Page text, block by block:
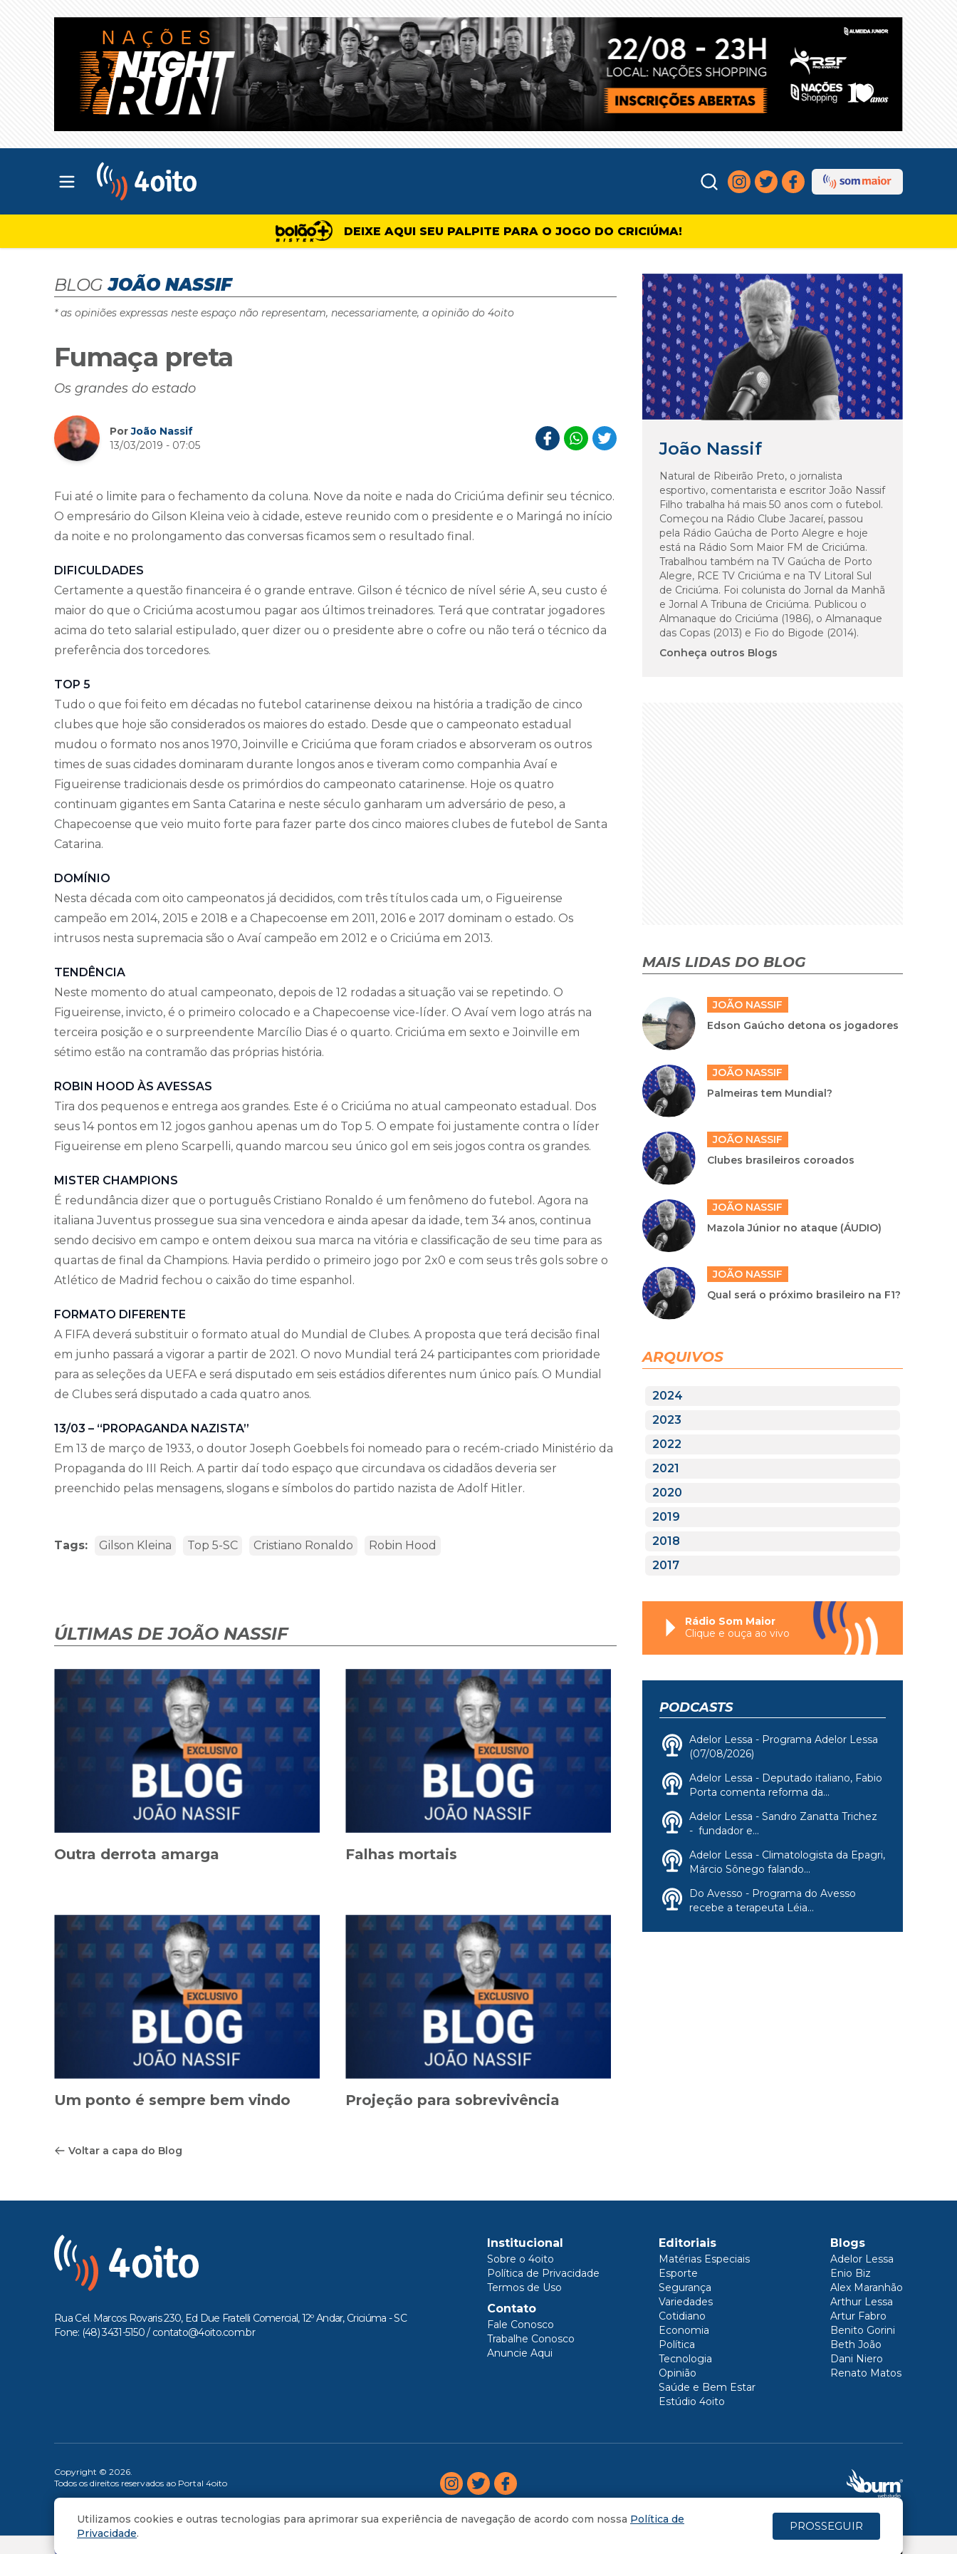
Abrir menu principal
DEIXE AQUI SEU PALPITE PARA O JOGO DO CRICIÚMA!
BLOG JOÃO NASSIF
* as opiniões expressas neste espaço não representam, necessariamente, a opinião do 4oito
Fumaça preta
Os grandes do estado
PorJoão Nassif
13/03/2019 - 07:05
Fui até o limite para o fechamento da coluna. Nove da noite e nada do Criciúma definir seu técnico.
O empresário do Gilson Kleina veio à cidade, esteve reunido com o presidente e o Maringá no início
da noite e no prolongamento das conversas ficamos sem o resultado final.
DIFICULDADES
Certamente a questão financeira é o grande entrave. Gilson é técnico de nível série A, seu custo é
maior do que o Criciúma acostumou pagar aos últimos treinadores. Terá que contratar jogadores
acima do teto salarial estipulado, quer dizer ou o presidente abre o cofre ou não terá o técnico da
preferência dos torcedores.
TOP 5
Tudo o que foi feito em décadas no futebol catarinense deixou na história a tradição de cinco
clubes que hoje são considerados os maiores do estado. Desde que o campeonato estadual
mudou o formato nos anos 1970, Joinville e Criciúma que foram criados e absorveram os outros
times de suas cidades dominaram durante longos anos e tiveram como companhia Avaí e
Figueirense tradicionais desde os primórdios do campeonato catarinense. Hoje os quatro
continuam gigantes em Santa Catarina e neste século ganharam um adversário de peso, a
Chapecoense que veio muito forte para fazer parte dos cinco maiores clubes de futebol de Santa
Catarina.
DOMÍNIO
Nesta década com oito campeonatos já decididos, com três títulos cada um, o Figueirense
campeão em 2014, 2015 e 2018 e a Chapecoense em 2011, 2016 e 2017 dominam o estado. Os
intrusos nesta supremacia são o Avaí campeão em 2012 e o Criciúma em 2013.
TENDÊNCIA
Neste momento do atual campeonato, depois de 12 rodadas a situação vai se repetindo. O
Figueirense, invicto, é o primeiro colocado e a Chapecoense vice-líder. O Avaí vem logo atrás na
terceira posição e o surpreendente Marcílio Dias é o quarto. Criciúma em sexto e Joinville em
sétimo estão na contramão das próprias história.
ROBIN HOOD ÀS AVESSAS
Tira dos pequenos e entrega aos grandes. Este é o Criciúma no atual campeonato estadual. Dos
seus 14 pontos em 12 jogos ganhou apenas um do Top 5. O empate foi justamente contra o líder
Figueirense em pleno Scarpelli, quando marcou seu único gol em seis jogos contra os grandes.
MISTER CHAMPIONS
É redundância dizer que o português Cristiano Ronaldo é um fenômeno do futebol. Agora na
italiana Juventus prossegue sua sina vencedora e ainda apesar da idade, tem 34 anos, continua
sendo decisivo em campo e ontem deixou sua marca na vitória e classificação de seu time para as
quartas de final da Champions. Havia perdido o primeiro jogo por 2x0 e com seus três gols sobre o
Atlético de Madrid fechou o caixão do time espanhol.
FORMATO DIFERENTE
A FIFA deverá substituir o formato atual do Mundial de Clubes. A proposta que terá decisão final
em junho passará a vigorar a partir de 2021. O novo Mundial terá 24 participantes com prioridade
para as seleções da UEFA e será disputado em seis estádios diferentes num único país. O Mundial
de Clubes será disputado a cada quatro anos.
13/03 – “PROPAGANDA NAZISTA”
Em 13 de março de 1933, o doutor Joseph Goebbels foi nomeado para o recém-criado Ministério da
Propaganda do III Reich. A partir daí todo espaço que circundava os cidadãos deveria ser
preenchido pelas mensagens, slogans e símbolos do partido nazista de Adolf Hitler.
Tags: Gilson Kleina Top 5-SC Cristiano Ronaldo Robin Hood
ÚLTIMAS DE JOÃO NASSIF
Outra derrota amarga Falhas mortais
Um ponto é sempre bem vindo Projeção para sobrevivência
Voltar a capa do Blog
João Nassif
Natural de Ribeirão Preto, o jornalista
esportivo, comentarista e escritor João Nassif
Filho trabalha há mais 50 anos com o futebol.
Começou na Rádio Clube Jacareí, passou
pela Rádio Gaúcha de Porto Alegre e hoje
está na Rádio Som Maior FM de Criciúma.
Trabalhou também na TV Gaúcha de Porto
Alegre, RCE TV Criciúma e na TV Litoral Sul
de Criciúma. Foi colunista do Jornal da Manhã
e Jornal A Tribuna de Criciúma. Publicou o
Almanaque do Criciúma (1986), o Almanaque
das Copas (2013) e Fio do Bigode (2014).
Conheça outros Blogs
MAIS LIDAS DO BLOG
JOÃO NASSIF
Edson Gaúcho detona os jogadores
JOÃO NASSIF
Palmeiras tem Mundial?
JOÃO NASSIF
Clubes brasileiros coroados
JOÃO NASSIF
Mazola Júnior no ataque (ÁUDIO)
JOÃO NASSIF
Qual será o próximo brasileiro na F1?
ARQUIVOS
2024
2023
2022
2021
2020
2019
2018
2017
Rádio Som Maior
Clique e ouça ao vivo
PODCASTS
Adelor Lessa - Programa Adelor Lessa
(07/08/2026)
Adelor Lessa - Deputado italiano, Fabio
Porta comenta reforma da...
Adelor Lessa - Sandro Zanatta Trichez
- fundador e...
Adelor Lessa - Climatologista da Epagri,
Márcio Sônego falando...
Do Avesso - Programa do Avesso
recebe a terapeuta Léia...
Rua Cel. Marcos Rovaris 230, Ed Due Fratelli Comercial, 12º Andar, Criciúma - SC
Fone: (48) 3431-5150 / contato@4oito.com.br
Institucional
Sobre o 4oito
Política de Privacidade
Termos de Uso
Contato
Fale Conosco
Trabalhe Conosco
Anuncie Aqui
Editoriais
Matérias Especiais
Esporte
Segurança
Variedades
Cotidiano
Economia
Política
Tecnologia
Opinião
Saúde e Bem Estar
Estúdio 4oito
Blogs
Adelor Lessa
Enio Biz
Alex Maranhão
Arthur Lessa
Artur Fabro
Benito Gorini
Beth João
Dani Niero
Renato Matos
Copyright © 2026.
Todos os direitos reservados ao Portal 4oito
Utilizamos cookies e outras tecnologias para aprimorar sua experiência de navegação de acordo com nossa Política de
Privacidade.
PROSSEGUIR